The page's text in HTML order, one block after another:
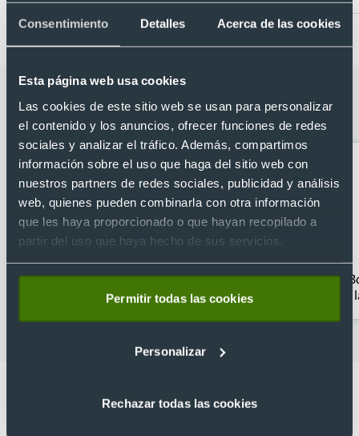
Consentimiento Detalles Acerca de las cookies
Esta página web usa cookies
Las cookies de este sitio web se usan para personalizar
el contenido y los anuncios, ofrecer funciones de redes
sociales y analizar el tráfico. Además, compartimos
información sobre el uso que haga del sitio web con
nuestros partners de redes sociales, publicidad y análisis
web, quienes pueden combinarla con otra información
que les haya proporcionado o que hayan recopilado a
partir del uso que haya hecho de sus servicios.
Permitir todas las cookies
Personalizar
Rechazar todas las cookies
Categorías relacionadas con Bolígrafo
de plastico tinta azul
Bolígrafos clásicos
Bolígrafos
personalizados con